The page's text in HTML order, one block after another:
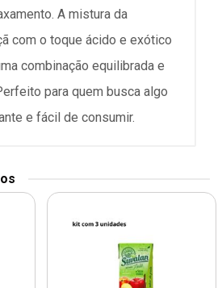
A mistura da
com o toque ácido e exótico
combinação equilibrada e
para quem busca algo
e fácil de consumir.